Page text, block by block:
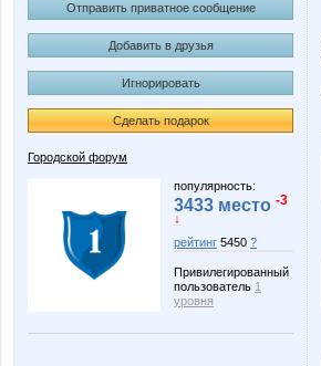
Отправить приватное сообщение
Добавить в друзья
Игнорировать
Сделать подарок
Городской форум
популярность:
3433 место -3
↓
рейтинг 5450 ?
Привилегированный
пользователь 1
уровня